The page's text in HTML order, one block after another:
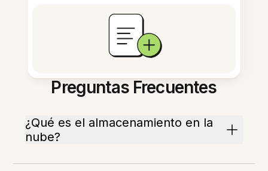
Preguntas Frecuentes
¿Qué es el almacenamiento en la
nube?